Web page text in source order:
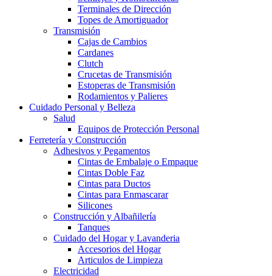
Terminales de Dirección
Topes de Amortiguador
Transmisión
Cajas de Cambios
Cardanes
Clutch
Crucetas de Transmisión
Estoperas de Transmisión
Rodamientos y Palieres
Cuidado Personal y Belleza
Salud
Equipos de Protección Personal
Ferretería y Construcción
Adhesivos y Pegamentos
Cintas de Embalaje o Empaque
Cintas Doble Faz
Cintas para Ductos
Cintas para Enmascarar
Silicones
Construcción y Albañilería
Tanques
Cuidado del Hogar y Lavanderia
Accesorios del Hogar
Articulos de Limpieza
Electricidad